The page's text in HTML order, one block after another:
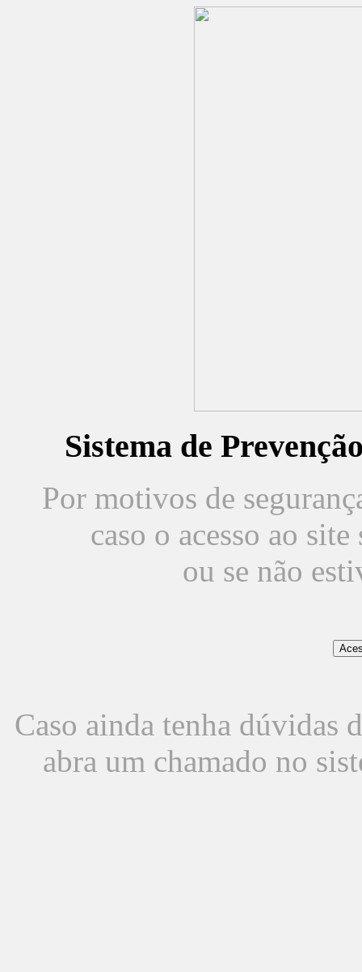
Sistema de
Por motivos de
caso o acesso ao
ou se não
Caso ainda tenha dúvidas
abra um chamado no